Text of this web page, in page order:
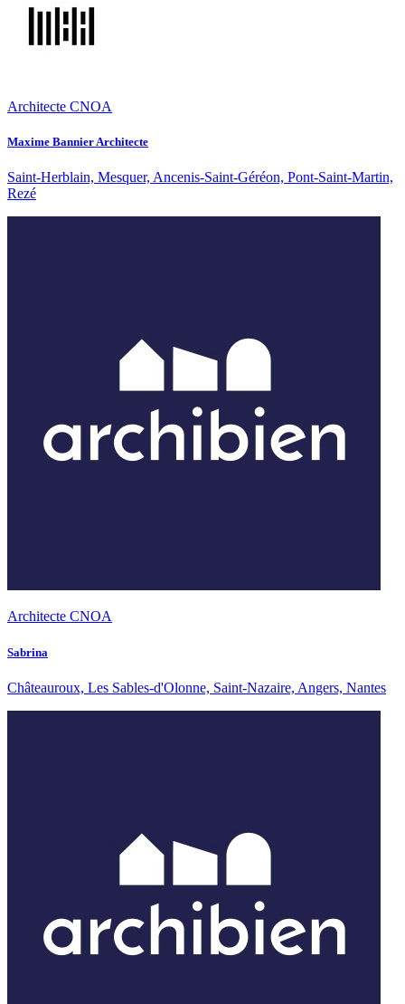
Architecte CNOA
Maxime Bannier Architecte
Saint-Herblain, Mesquer, Ancenis-Saint-Géréon, Pont-Saint-Martin,
Rezé
Architecte CNOA
Sabrina
Châteauroux, Les Sables-d'Olonne, Saint-Nazaire, Angers, Nantes